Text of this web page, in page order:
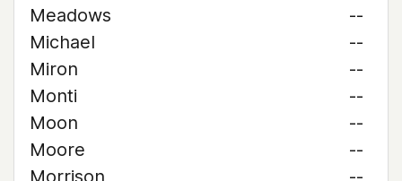
Meadows
--
Michael
--
Miron
--
Monti
--
Moon
--
Moore
--
Morrison
--